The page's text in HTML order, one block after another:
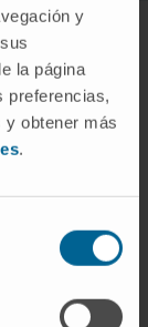
y
la página
preferencias,
y obtener más
.